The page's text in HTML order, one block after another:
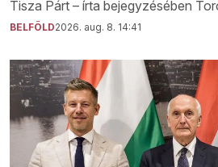
Tisza Párt – írta bejegyzésében
BELFÖLD2026. aug. 8. 14:41